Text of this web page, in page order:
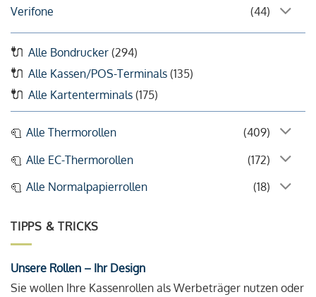
Verifone
(44)
Alle Bondrucker (294)
Alle Kassen/POS-Terminals (135)
Alle Kartenterminals (175)
Alle Thermorollen
(409)
Alle EC-Thermorollen
(172)
Alle Normalpapierrollen
(18)
TIPPS & TRICKS
Unsere Rollen – Ihr Design
Sie wollen Ihre Kassenrollen als Werbeträger nutzen oder